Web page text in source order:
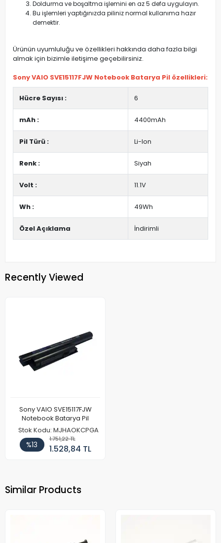
Doldurma ve boşaltma işlemini en az 5 defa uygulayın.
Bu işlemleri yaptığınızda piliniz normal kullanıma hazır
demektir.
Ürünün uyumluluğu ve özellikleri hakkında daha fazla bilgi
almak için bizimle iletişime geçebilirsiniz.
Sony VAIO SVE15117FJW Notebook Batarya Pil özellikleri:
Hücre Sayısı : 6
mAh : 4400mAh
Pil Türü : Li-Ion
Renk : Siyah
Volt : 11.1V
Wh : 49Wh
Özel Açıklama İndirimli
Recently Viewed
Sony VAIO SVE15117FJW
Notebook Batarya Pil
Stok Kodu: MJHAOKCPGA
%13
1.751,22 TL
1.528,84 TL
Similar Products